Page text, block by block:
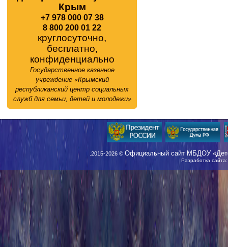
Крым
+7 978 000 07 38
8 800 200 01 22
круглосуточно,
бесплатно,
конфиденциально
Государственное казенное
учреждение «Крымский
республиканский центр социальных
служб для семьи, детей и молодежи»
.2015-2026 © Официальный сайт МБДОУ
Разработка